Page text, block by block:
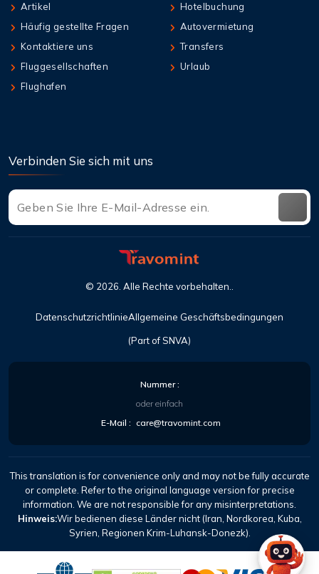
Artikel
Häufig gestellte Fragen
Kontaktiere uns
Fluggesellschaften
Flughafen
Hotelbuchung
Autovermietung
Transfers
Urlaub
Verbinden Sie sich mit uns
(Part of SNVA)
© 2026 . Alle Rechte vorbehalten..
DatenschutzrichtlinieAllgemeine Geschäftsbedingungen
Nummer :
oder einfach
E-Mail : care@travomint.com
This translation is for convenience only and may not be fully accurate
or complete. Refer to the original language version for precise
information. We are not responsible for any misinterpretations.
Hinweis:Wir bedienen diese Länder nicht (Iran, Nordkorea, Kuba,
Syrien, Regionen Krim-Luhansk-Donezk).